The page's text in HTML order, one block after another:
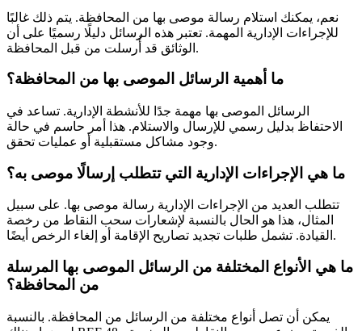
نعم، يمكنك استلام رسالة موصى بها من المحافظة. يتم ذلك غالبًا
للإجراءات الإدارية المهمة. تعتبر هذه الرسائل دليلًا رسميًا على أن
الوثائق قد أُرسلت من قبل المحافظة.
ما أهمية الرسائل الموصى بها من المحافظة؟
الرسائل الموصى بها مهمة جدًا للأنشطة الإدارية. تساعد في
الاحتفاظ بدليل رسمي للإرسال والاستلام. هذا أمر حاسم في حالة
وجود مشاكل مستقبلية أو عمليات تحقق.
ما هي الإجراءات الإدارية التي تتطلب إرسالًا موصى به؟
تتطلب العديد من الإجراءات الإدارية رسالة موصى بها. على سبيل
المثال، هذا هو الحال بالنسبة لإشعارات سحب النقاط من رخصة
القيادة. تشمل طلبات تجديد تصاريح الإقامة أو إلغاء الرخص أيضًا.
ما هي الأنواع المختلفة من الرسائل الموصى بها المرسلة
من المحافظة؟
يمكن أن تصل أنواع مختلفة من الرسائل من المحافظة. بالنسبة